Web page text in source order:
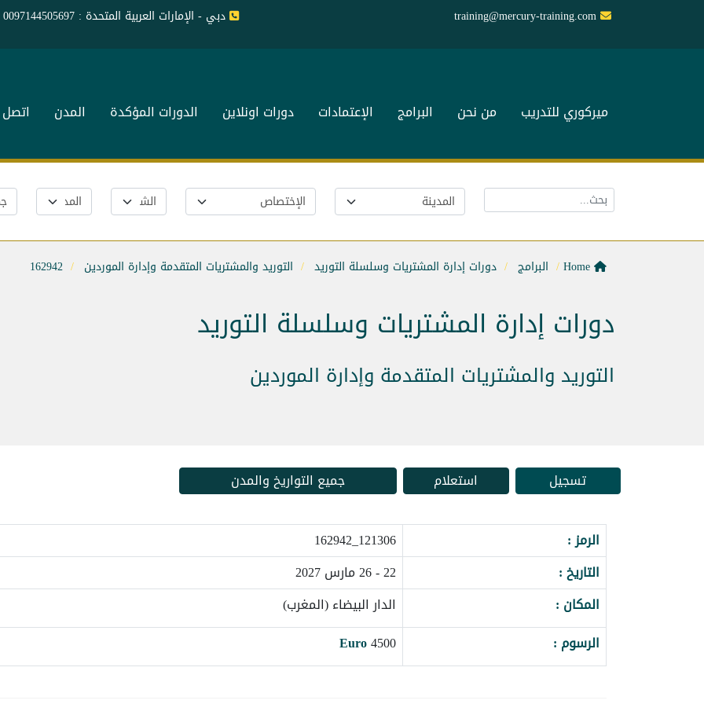
training@mercury-training.com دبي - الإمارات العربية المتحدة : 0097144505697
ميركوري للتدريب من نحن البرامج الإعتمادات دورات اونلاين الدورات المؤكدة المدن اتصل
البرامج دورات إدارة المشتريات وسلسلة التوريد التوريد والمشتريات المتقدمة وإدارة الموردين 162942
دورات إدارة المشتريات وسلسلة التوريد
التوريد والمشتريات المتقدمة وإدارة الموردين
تسجيل استعلام جميع التواريخ والمدن
الرمز :
121306_162942
التاريخ :
22 - 26 مارس 2027
المكان :
الدار البيضاء (المغرب)
الرسوم :
4500
Euro